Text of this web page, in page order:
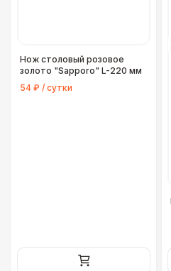
Нож столовый розовое
золото "Sapporo" L-220 мм
54 ₽ / сутки